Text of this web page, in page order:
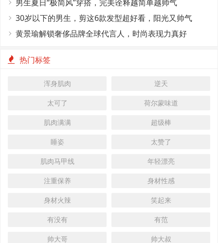
男生夏日“极简风”穿搭，完美诠释越简单越帅气
30岁以下的男生，剪这6款发型超好看，阳光又帅气
黄景瑜解锁奢侈品牌全球代言人，时尚表现力真好
热门标签
浑身肌肉 逆天
太可了 荷尔蒙味道
肌肉满满 超级棒
睡姿 太赞了
肌肉马甲线 年轻漂亮
注重保养 身材性感
身材火辣 笑起来
有没有 有范
帅大哥 帅大叔